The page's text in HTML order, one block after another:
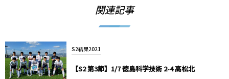
関連記事
S2結果2021
【S2 第3節】1/7 徳島科学技術 2-4 高松北